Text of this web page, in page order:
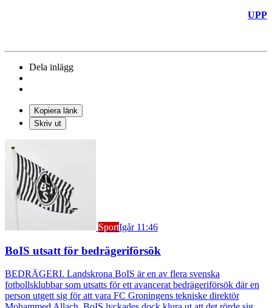
UPP
Dela inlägg
Kopiera länk
Skriv ut
SportIgår 11:46
BoIS utsatt för bedrägeriförsök
BEDRÄGERI. Landskrona BoIS är en av flera svenska
fotbollsklubbar som utsatts för ett avancerat bedrägeriförsök där en
person utgett sig för att vara FC Groningens tekniske direktör